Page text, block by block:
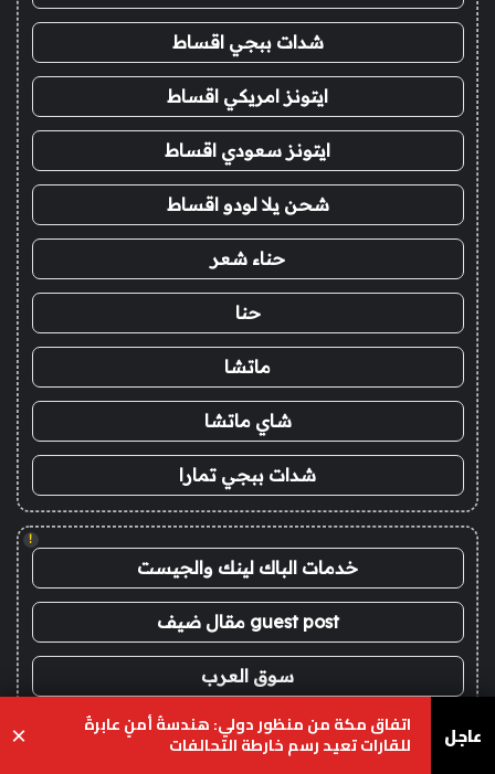
شدات ببجي اقساط
ايتونز امريكي اقساط
ايتونز سعودي اقساط
شحن يلا لودو اقساط
حناء شعر
حنا
ماتشا
شاي ماتشا
شدات ببجي تمارا
!
خدمات الباك لينك والجيست
guest post مقال ضيف
سوق العرب
باك لينك باقة 20 عاجل اتفاق مكة من منظور دولي: هندسةُ أمنٍ عابرةٌ
للقارات تعيد رسم خارطة التحالفات ×